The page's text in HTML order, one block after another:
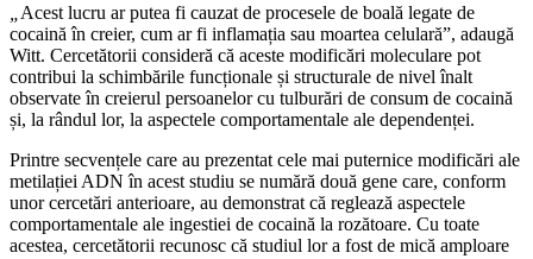
Acest lucru ar putea fi cauzat de procesele de boală legate de
cocaină în creier, cum ar fi inflamația sau moartea celulară”, adaugă
Witt. Cercetătorii consideră că aceste modificări moleculare pot
contribui la schimbările funcționale și structurale de nivel înalt
observate în creierul persoanelor cu tulburări de consum de cocaină
și, la rândul lor, la aspectele comportamentale ale dependenței.
Printre secvențele care au prezentat cele mai puternice modificări ale
metilației ADN în acest studiu se numără două gene care, conform
unor cercetări anterioare, au demonstrat că reglează aspectele
comportamentale ale ingestiei de cocaină la rozătoare. Cu toate
acestea, cercetătorii recunosc că studiul lor a fost de mică amploare